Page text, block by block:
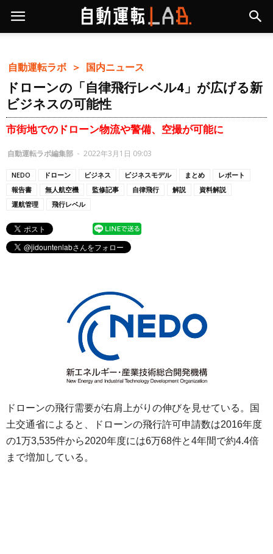
自動運転ラボ ＞ 国内ニュース
ドローンの「自律飛行レベル4」が広げる新
ビジネスの可能性
市街地でのドローン物流や警備、空撮が可能に
自動運転ラボ編集部 - 2022年3月1日 09:03
NEDO ドローン ビジネス ビジネスモデル まとめ
レポート
報告書
無人航空機 監修記事 自律飛行 解説
資料解説
運航管理
飛行レベル
ドローンの飛行需要が右肩上がりの伸びを見せている。国
土交通省によると、ドローンの飛行許可申請数は2016年度
の1万3,535件から2020年度には6万68件と4年間で約4.4倍
まで増加している。